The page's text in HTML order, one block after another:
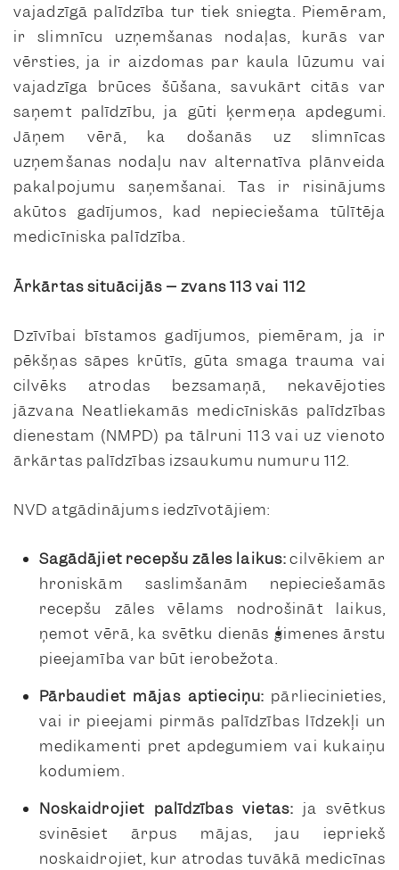
vajadzīgā palīdzība tur tiek sniegta. Piemēram,
ir slimnīcu uzņemšanas nodaļas, kurās var
vērsties, ja ir aizdomas par kaula lūzumu vai
vajadzīga brūces šūšana, savukārt citās var
saņemt palīdzību, ja gūti ķermeņa apdegumi.
Jāņem vērā, ka došanās uz slimnīcas
uzņemšanas nodaļu nav alternatīva plānveida
pakalpojumu saņemšanai. Tas ir risinājums
akūtos gadījumos, kad nepieciešama tūlītēja
medicīniska palīdzība.
Ārkārtas situācijās – zvans 113 vai 112
Dzīvībai bīstamos gadījumos, piemēram, ja ir
pēkšņas sāpes krūtīs, gūta smaga trauma vai
cilvēks atrodas bezsamaņā, nekavējoties
jāzvana Neatliekamās medicīniskās palīdzības
dienestam (NMPD) pa tālruni 113 vai uz vienoto
ārkārtas palīdzības izsaukumu numuru 112.
NVD atgādinājums iedzīvotājiem:
Sagādājiet recepšu zāles laikus:cilvēkiem ar
hroniskām saslimšanām nepieciešamās
recepšu zāles vēlams nodrošināt laikus,
ņemot vērā, ka svētku dienās ģimenes ārstu
pieejamība var būt ierobežota.
Pārbaudiet mājas aptieciņu: pārliecinieties,
vai ir pieejami pirmās palīdzības līdzekļi un
medikamenti pret apdegumiem vai kukaiņu
kodumiem.
Noskaidrojiet palīdzības vietas:ja svētkus
svinēsiet ārpus mājas, jau iepriekš
noskaidrojiet, kur atrodas tuvākā medicīnas